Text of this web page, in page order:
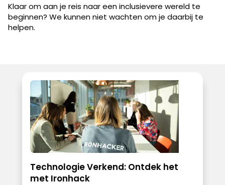
Klaar om aan je reis naar een inclusievere wereld te
beginnen? We kunnen niet wachten om je daarbij te
helpen.
Technologie Verkend: Ontdek het
met Ironhack